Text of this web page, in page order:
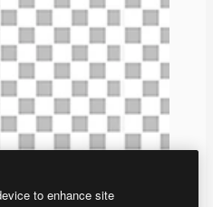
to enhance site